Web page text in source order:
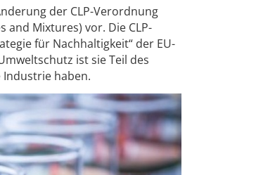
der CLP-Verordnung
and Mixtures) vor. Die CLP-
für Nachhaltigkeit“ der EU-
ist sie Teil des
Industrie haben.